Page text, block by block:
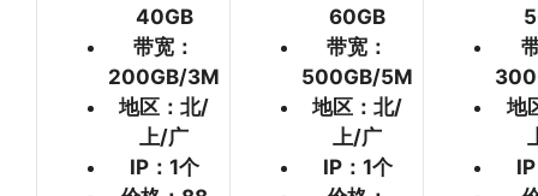
40GB
带宽：
200GB/3M
地区：北/
上/广
IP：1个
60GB
带宽：
500GB/5M
地区：北/
上/广
IP：1个
地